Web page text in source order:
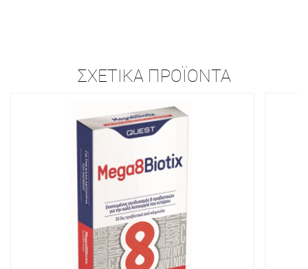
ΣΧΕΤΙΚΆ ΠΡΟΪΌΝΤΑ